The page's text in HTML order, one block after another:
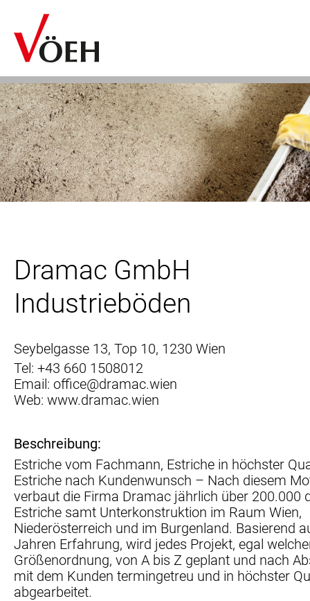
Dramac GmbH
Industrieböden
Seybelgasse 13, Top 10, 1230 Wien
Tel: +43 660 1508012
Email: office@dramac.wien
Web: www.dramac.wien
Beschreibung:
Estriche vom Fachmann, Estriche in höchster
Estriche nach Kundenwunsch – Nach diesem
verbaut die Firma Dramac jährlich über 200.000
Estriche samt Unterkonstruktion im Raum Wien,
Niederösterreich und im Burgenland. Basierend
Jahren Erfahrung, wird jedes Projekt, egal
Größenordnung, von A bis Z geplant und nach
mit dem Kunden termingetreu und in höchster
abgearbeitet.